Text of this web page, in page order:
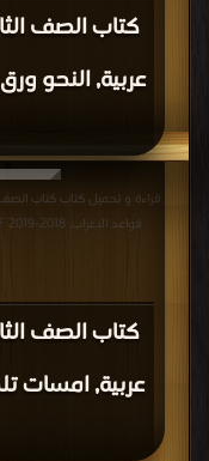
كتاب الصف
كتاب الصف
قراءة و تحميل كتاب كتاب الصف
قواعد الاعراب, 2018-2019 PDF مجانا | مكتبة >